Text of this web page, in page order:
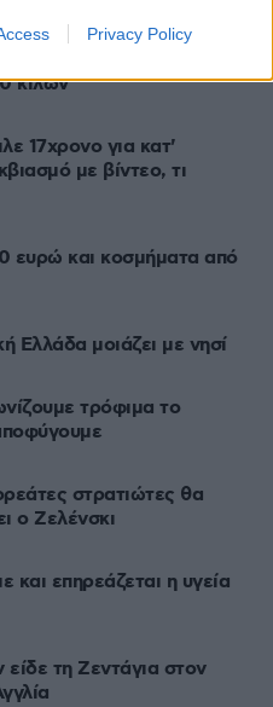
Privacy Policy
κιλών
17χρονο για κατ'
με βίντεο, τι
και κοσμήματα από
Ελλάδα μοιάζει με νησί
τρόφιμα το
στρατιώτες θα
ο Ζελένσκι
επηρεάζεται η υγεία
τη Ζεντάγια στον